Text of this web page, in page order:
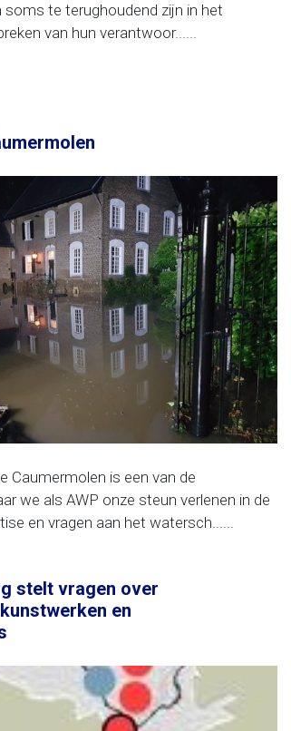
te terughoudend zijn in het
van hun verantwoor......
Caumermolen is een van de
we als AWP onze steun verlenen in de
en vragen aan het watersch......
stelt vragen over
en